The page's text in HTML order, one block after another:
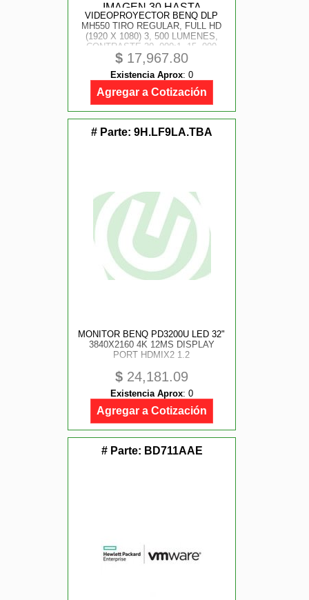
VIDEOPROYECTOR BENQ DLP
MH550 TIRO REGULAR, FULL HD
(1920 X 1080) 3, 500 LUMENES,
CONTRASTE 20, 000:1, 15, 000
HORAS LAMPARA, TAMAÑO DE
IMAGEN 30 HASTA 300 HDMI X2,
VGA, USB, BOCINA DE 2W.
$ 17,967.80
Existencia Aprox: 0
Agregar a Cotización
# Parte: 9H.LF9LA.TBA
MONITOR BENQ PD3200U LED 32"
3840X2160 4K 12MS DISPLAY
PORT HDMIX2 1.2
$ 24,181.09
Existencia Aprox: 0
Agregar a Cotización
# Parte: BD711AAE